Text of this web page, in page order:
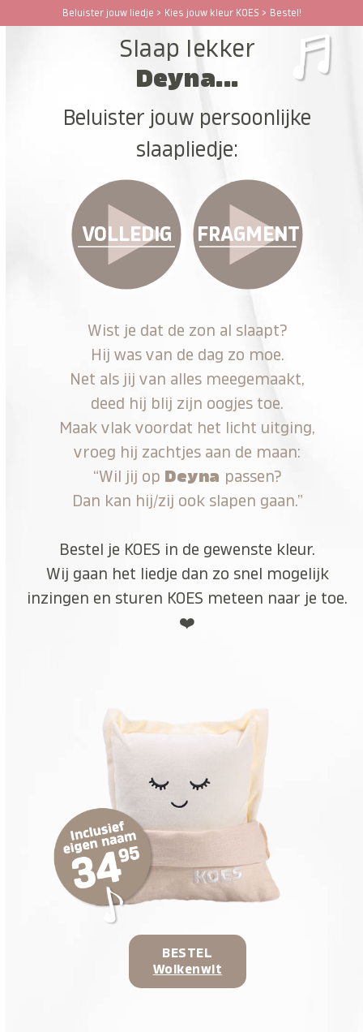
Beluister jouw liedje > Kies jouw kleur KOES > Bestel!
Open
Close
Slaap lekker
Deyna...
Beluister jouw persoonlijke
slaapliedje:
VOLLEDIG FRAGMENT
Wist je dat de zon al slaapt?
Hij was van de dag zo moe.
Net als jij van alles meegemaakt,
deed hij blij zijn oogjes toe.
Maak vlak voordat het licht uitging,
vroeg hij zachtjes aan de maan:
“Wil jij op Deyna passen?
Dan kan hij/zij ook slapen gaan.”
Bestel je KOES in de gewenste kleur.
Wij gaan het liedje dan zo snel mogelijk
inzingen en sturen KOES meteen naar je toe.
❤️
BESTEL
Wolkenwit